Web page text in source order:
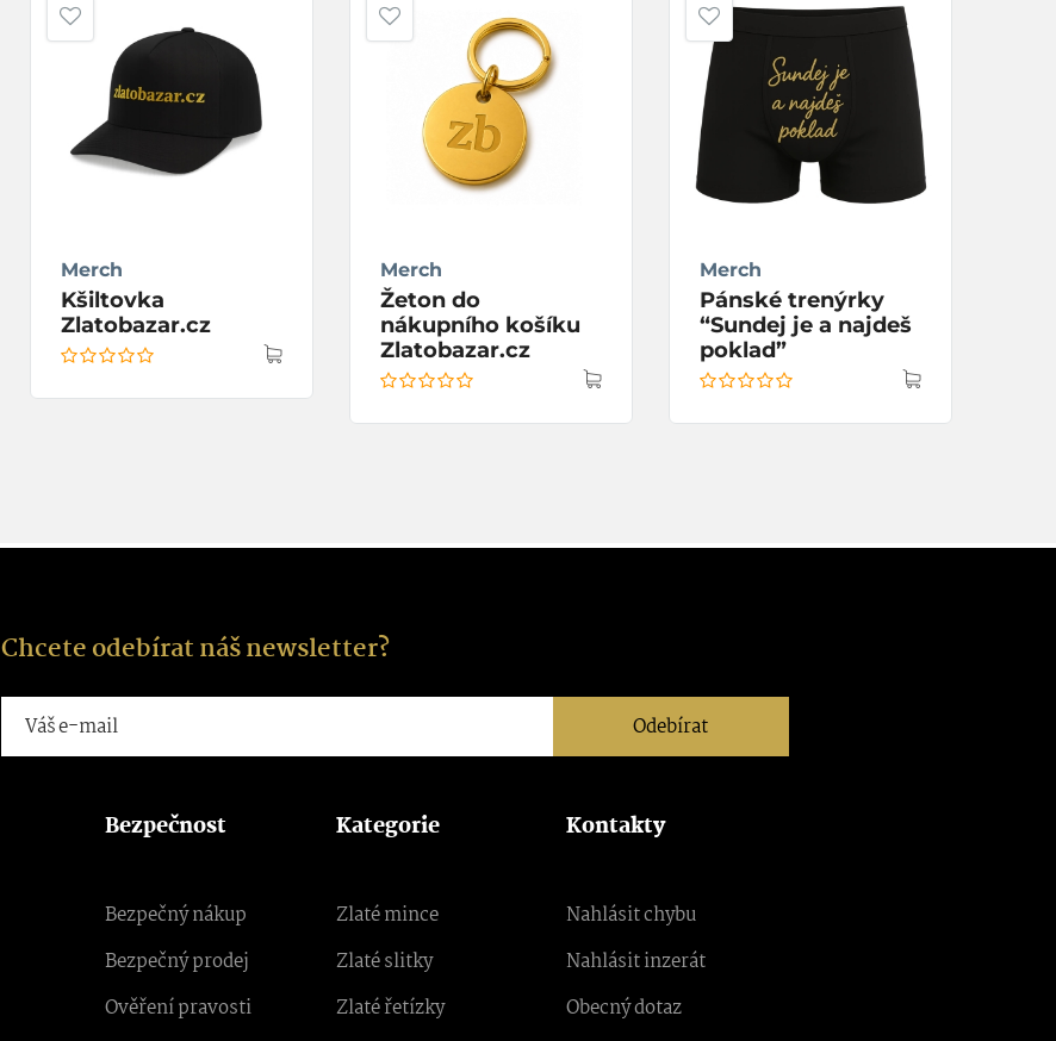
Merch
Kšiltovka
Zlatobazar.cz
Merch
Žeton do
nákupního košíku
Zlatobazar.cz
Merch
Pánské trenýrky
“Sundej je a najdeš
poklad”
Chcete odebírat náš newsletter?
Odebírat
Bezpečnost
Bezpečný nákup
Bezpečný prodej
Ověření pravosti
Kategorie
Zlaté mince
Zlaté slitky
Zlaté řetízky
Kontakty
Nahlásit chybu
Nahlásit inzerát
Obecný dotaz